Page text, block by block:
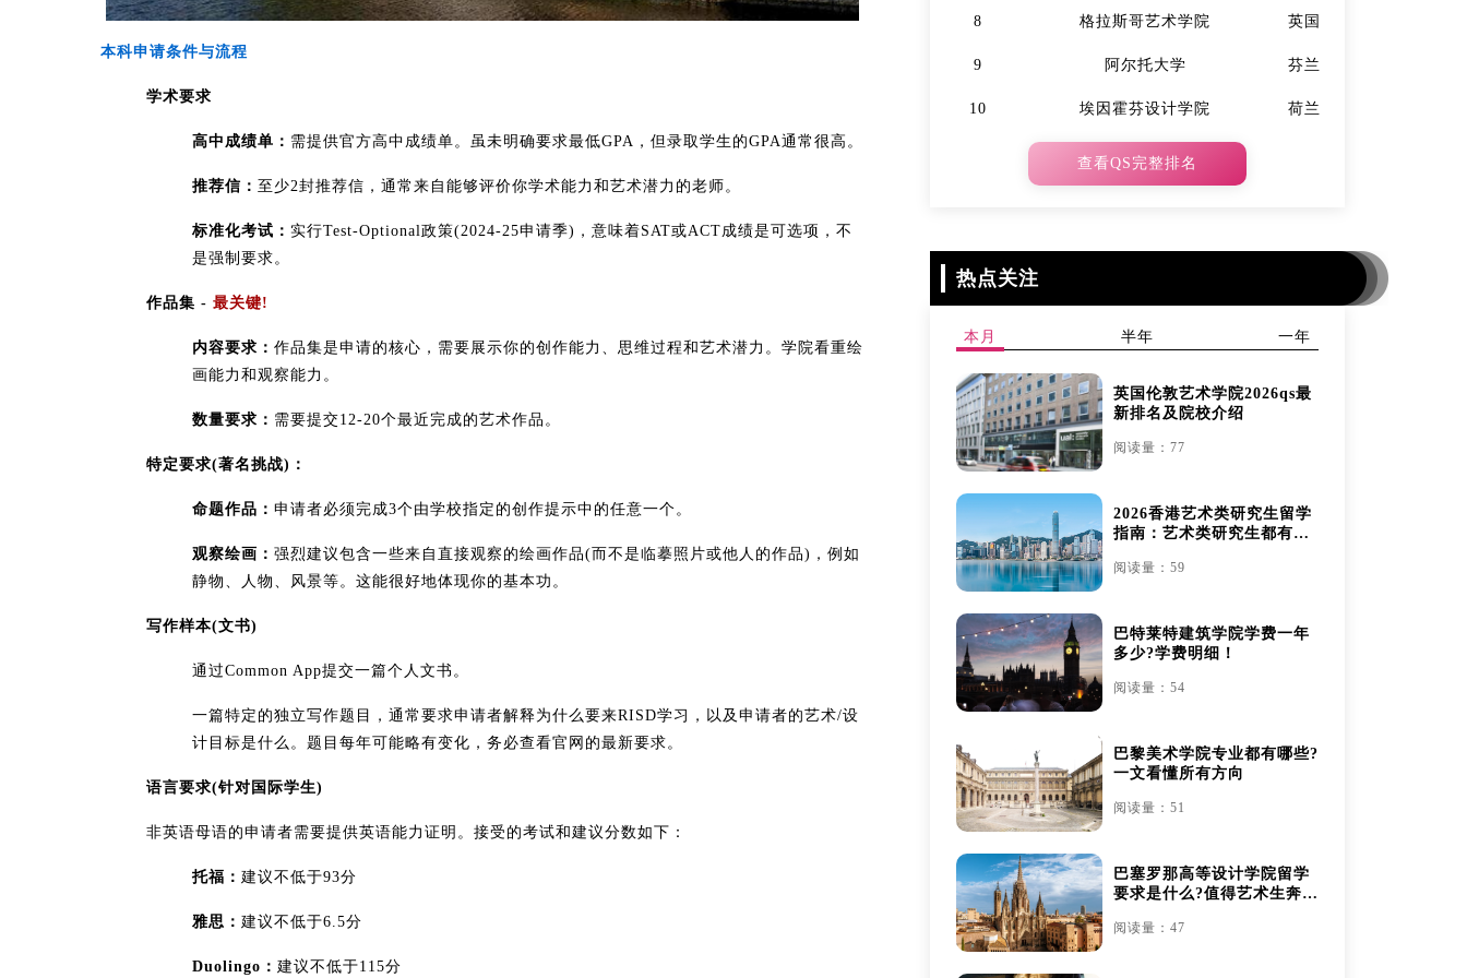
本科申请条件与流程
​学术要求​
​高中成绩单​： 需提供官方高中成绩单。虽未明确要求最低GPA，但录取学生的GPA通常很高。
​推荐信​： 至少2封推荐信，通常来自能够评价你学术能力和艺术潜力的老师。
​标准化考试​： 实行Test-Optional政策​(2024-25申请季)，意味着SAT或ACT成绩是可选项，不
是强制要求。
​作品集 - 最关键!​​
​内容要求​： 作品集是申请的核心，需要展示你的创作能力、思维过程和艺术潜力。学院看重绘
画能力和观察能力。
​数量要求​： 需要提交12-20个最近完成的艺术作品。
​特定要求(著名挑战)​​：
​命题作品​： 申请者必须完成3个由学校指定的创作提示中的任意一个。
​观察绘画​： 强烈建议包含一些来自直接观察的绘画作品(而不是临摹照片或他人的作品)，例如
静物、人物、风景等。这能很好地体现你的基本功。
​写作样本(文书)​​
通过Common App提交一篇个人文书。
一篇特定的独立写作题目，通常要求申请者解释为什么要来RISD学习，以及申请者的艺术/设
计目标是什么。题目每年可能略有变化，务必查看官网的最新要求。
​语言要求(针对国际学生)​​
非英语母语的申请者需要提供英语能力证明。接受的考试和建议分数如下：
​托福​： 建议不低于93分
​雅思​： 建议不低于6.5分
​Duolingo​： 建议不低于115分
8 格拉斯哥艺术学院 英国
9 阿尔托大学 芬兰
10 埃因霍芬设计学院 荷兰
查看QS完整排名
热点关注
本月 半年 一年
英国伦敦艺术学院2026qs最
新排名及院校介绍
阅读量：77
2026香港艺术类研究生留学
指南：艺术类研究生都有哪
阅读量：59
巴特莱特建筑学院学费一年
多少?学费明细！
阅读量：54
巴黎美术学院专业都有哪些?
一文看懂所有方向
阅读量：51
巴塞罗那高等设计学院留学
要求是什么?值得艺术生奔赴
阅读量：47